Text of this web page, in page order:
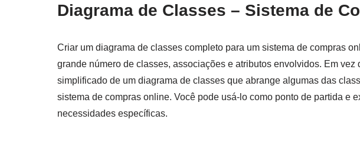
Diagrama de Classes – Sistema de
Criar um diagrama de classes completo para um sistema de compras
grande número de classes, associações e atributos envolvidos. Em vez
simplificado de um diagrama de classes que abrange algumas das
sistema de compras online. Você pode usá-lo como ponto de partida e
necessidades específicas.